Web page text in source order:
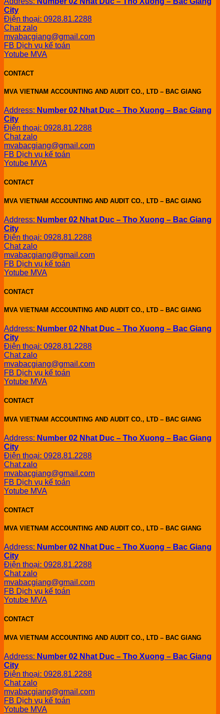
City
Điện thoại: 0928.81.2288
Chat zalo
mvabacgiang@gmail.com
FB Dịch vụ kế toán
Yotube MVA
CONTACT
MVA VIETNAM ACCOUNTING AND AUDIT CO., LTD – BAC GIANG
Address: Number 02 Nhat Duc – Tho Xuong – Bac Giang
City
Điện thoại: 0928.81.2288
Chat zalo
mvabacgiang@gmail.com
FB Dịch vụ kế toán
Yotube MVA
CONTACT
MVA VIETNAM ACCOUNTING AND AUDIT CO., LTD – BAC GIANG
Address: Number 02 Nhat Duc – Tho Xuong – Bac Giang
City
Điện thoại: 0928.81.2288
Chat zalo
mvabacgiang@gmail.com
FB Dịch vụ kế toán
Yotube MVA
CONTACT
MVA VIETNAM ACCOUNTING AND AUDIT CO., LTD – BAC GIANG
Address: Number 02 Nhat Duc – Tho Xuong – Bac Giang
City
Điện thoại: 0928.81.2288
Chat zalo
mvabacgiang@gmail.com
FB Dịch vụ kế toán
Yotube MVA
CONTACT
MVA VIETNAM ACCOUNTING AND AUDIT CO., LTD – BAC GIANG
Address: Number 02 Nhat Duc – Tho Xuong – Bac Giang
City
Điện thoại: 0928.81.2288
Chat zalo
mvabacgiang@gmail.com
FB Dịch vụ kế toán
Yotube MVA
CONTACT
MVA VIETNAM ACCOUNTING AND AUDIT CO., LTD – BAC GIANG
Address: Number 02 Nhat Duc – Tho Xuong – Bac Giang
City
Điện thoại: 0928.81.2288
Chat zalo
mvabacgiang@gmail.com
FB Dịch vụ kế toán
Yotube MVA
CONTACT
MVA VIETNAM ACCOUNTING AND AUDIT CO., LTD – BAC GIANG
Address: Number 02 Nhat Duc – Tho Xuong – Bac Giang
City
Điện thoại: 0928.81.2288
Chat zalo
mvabacgiang@gmail.com
FB Dịch vụ kế toán
Yotube MVA